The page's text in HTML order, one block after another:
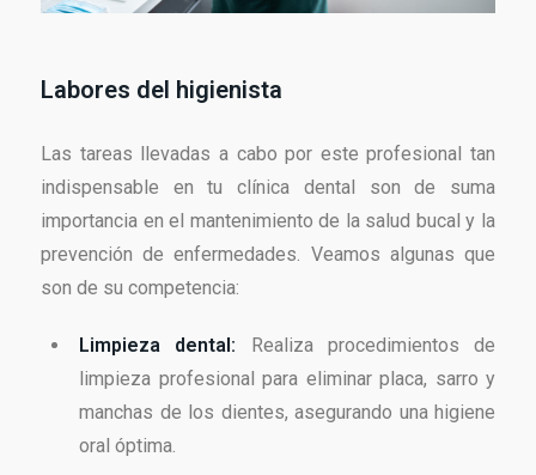
Labores del higienista
Las tareas llevadas a cabo por este profesional tan
indispensable en tu clínica dental son de suma
importancia en el mantenimiento de la salud bucal y la
prevención de enfermedades. Veamos algunas que
son de su competencia:
Limpieza dental: Realiza procedimientos de
limpieza profesional para eliminar placa, sarro y
manchas de los dientes, asegurando una higiene
oral óptima.